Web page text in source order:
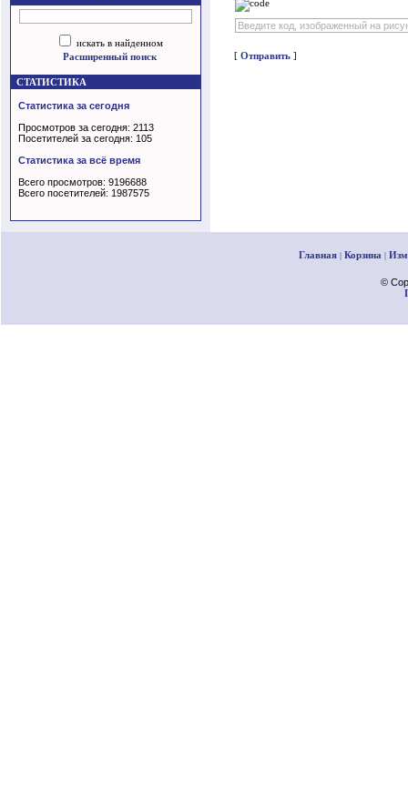
искать в найденном
Расширенный поиск
СТАТИСТИКА
Статистика за сегодня
Просмотров за сегодня: 2113
Посетителей за сегодня: 105
Статистика за всё время
Всего просмотров: 9196688
Всего посетителей: 1987575
[ Отправить ]
Главная | Корзина |
©